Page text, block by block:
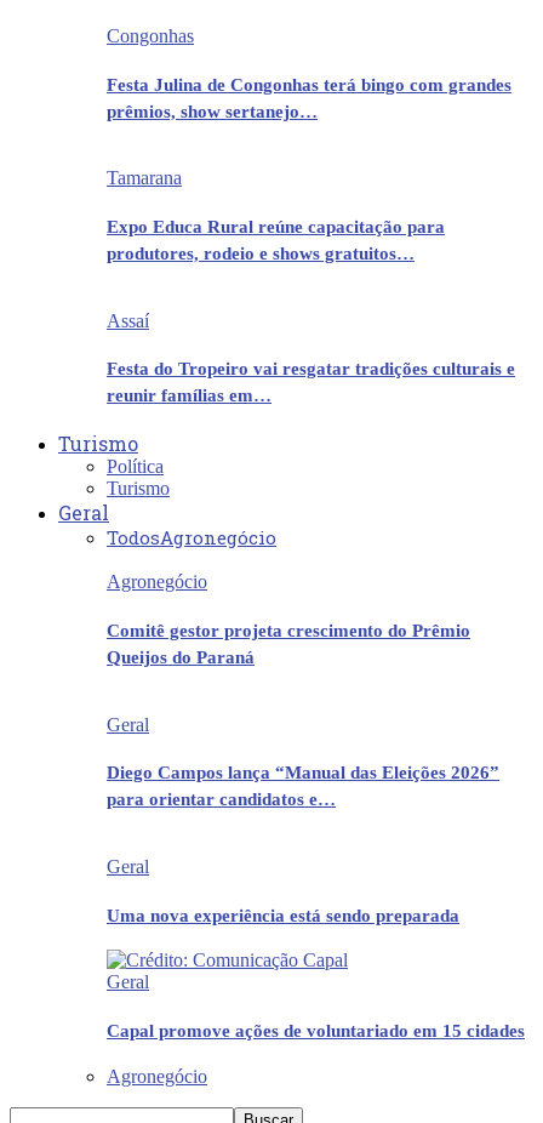
Congonhas
Festa Julina de Congonhas terá bingo com grandes
prêmios, show sertanejo…
Tamarana
Expo Educa Rural reúne capacitação para
produtores, rodeio e shows gratuitos…
Assaí
Festa do Tropeiro vai resgatar tradições culturais e
reunir famílias em…
Turismo
Política
Turismo
Geral
TodosAgronegócio
Agronegócio
Comitê gestor projeta crescimento do Prêmio
Queijos do Paraná
Geral
Diego Campos lança “Manual das Eleições 2026”
para orientar candidatos e…
Geral
Uma nova experiência está sendo preparada
Geral
Capal promove ações de voluntariado em 15 cidades
Agronegócio